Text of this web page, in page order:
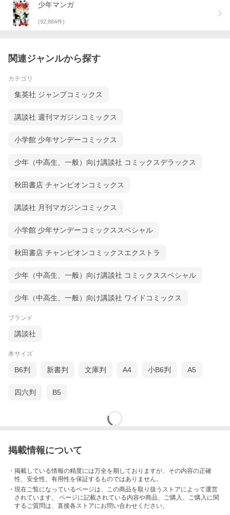
少年マンガ
(92,884件)
関連ジャンルから探す
カテゴリ
集英社 ジャンプコミックス
講談社 週刊マガジンコミックス
小学館 少年サンデーコミックス
少年（中高生、一般）向け講談社 コミックスデラックス
秋田書店 チャンピオンコミックス
講談社 月刊マガジンコミックス
小学館 少年サンデーコミックススペシャル
秋田書店 チャンピオンコミックスエクストラ
少年（中高生、一般）向け講談社 コミックススペシャル
少年（中高生、一般）向け講談社 ワイドコミックス
ブランド
講談社
本サイズ
B6判 新書判 文庫判 A4 小B6判 A5
四六判 B5
掲載情報について
・掲載している情報の精度には万全を期しておりますが、その内容の正確
性、安全性、有用性を保証するものではありません。
・現在ご覧になっているページは、この商品を取り扱うストアによって運営
されています。 ページに記載されている内容や商品、ご購入 、ご購入に関
するご質問は、直接各ストアにお問い合わせください。